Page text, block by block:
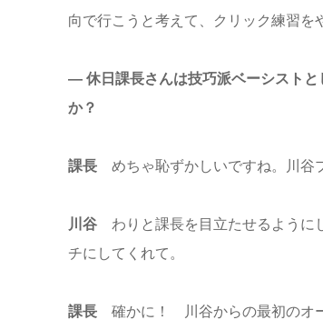
向で行こうと考えて、クリック練習を
― 休日課長さんは技巧派ベーシストと
か？
課長 めちゃ恥ずかしいですね。川谷
川谷 わりと課長を目立たせるように
チにしてくれて。
課長 確かに！ 川谷からの最初のオ